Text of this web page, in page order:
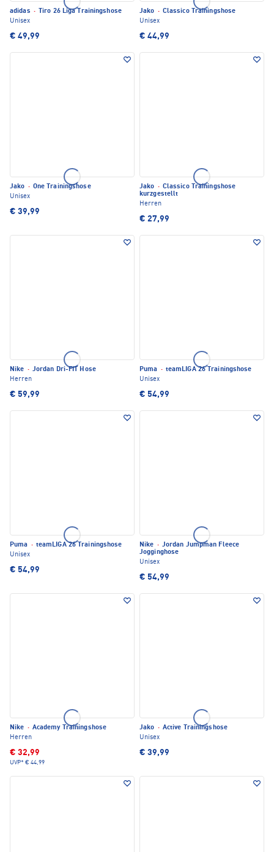
adidas ·
Tiro 26 Liga Trainingshose
Unisex
€ 49,99
Jako · Classico Trainingshose
Unisex
€ 44,99
Jako · One Trainingshose
Unisex
€ 39,99
Jako · Classico Trainingshose
kurzgestellt
Herren
€ 27,99
Nike · Jordan Dri-FIT Hose
Herren
€ 59,99
Puma · teamLIGA 26 Trainingshose
Unisex
€ 54,99
Puma · teamLIGA 26 Trainingshose
Unisex
€ 54,99
Nike · Jordan Jumpman Fleece
Jogginghose
Unisex
€ 54,99
Nike · Academy Trainingshose
Herren
€ 32,99
UVP* € 44,99
Jako · Active Trainingshose
Unisex
€ 39,99